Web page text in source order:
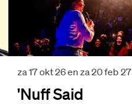
'Nuff Said
za 17 okt 26en za 20 feb 27